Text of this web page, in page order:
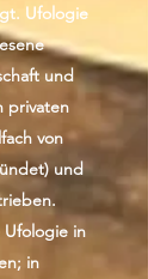
Ufologie
und
privaten
von
und
Ufologie in
in